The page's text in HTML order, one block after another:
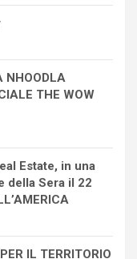
NHOODLA
THE WOW
Estate, in una
della Sera il 22
IL TERRITORIO